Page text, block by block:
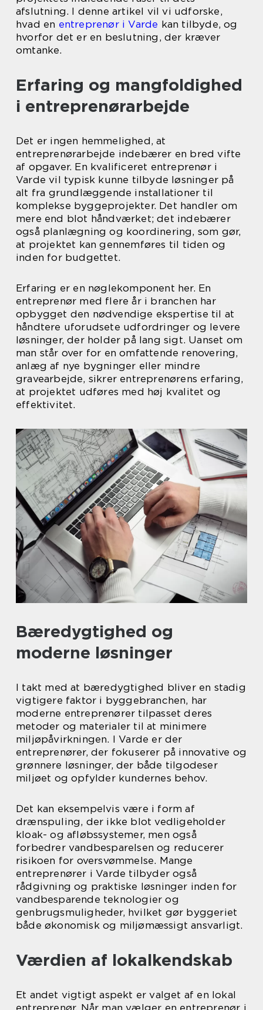
afslutning. I denne artikel vil vi udforske,
hvad en entreprenør i Varde kan tilbyde, og
hvorfor det er en beslutning, der kræver
omtanke.
Erfaring og mangfoldighed
i entreprenørarbejde
Det er ingen hemmelighed, at
entreprenørarbejde indebærer en bred vifte
af opgaver. En kvalificeret entreprenør i
Varde vil typisk kunne tilbyde løsninger på
alt fra grundlæggende installationer til
komplekse byggeprojekter. Det handler om
mere end blot håndværket; det indebærer
også planlægning og koordinering, som gør,
at projektet kan gennemføres til tiden og
inden for budgettet.
Erfaring er en nøglekomponent her. En
entreprenør med flere år i branchen har
opbygget den nødvendige ekspertise til at
håndtere uforudsete udfordringer og levere
løsninger, der holder på lang sigt. Uanset om
man står over for en omfattende renovering,
anlæg af nye bygninger eller mindre
gravearbejde, sikrer entreprenørens erfaring,
at projektet udføres med høj kvalitet og
effektivitet.
Bæredygtighed og
moderne løsninger
I takt med at bæredygtighed bliver en stadig
vigtigere faktor i byggebranchen, har
moderne entreprenører tilpasset deres
metoder og materialer til at minimere
miljøpåvirkningen. I Varde er der
entreprenører, der fokuserer på innovative og
grønnere løsninger, der både tilgodeser
miljøet og opfylder kundernes behov.
Det kan eksempelvis være i form af
drænspuling, der ikke blot vedligeholder
kloak- og afløbssystemer, men også
forbedrer vandbesparelsen og reducerer
risikoen for oversvømmelse. Mange
entreprenører i Varde tilbyder også
rådgivning og praktiske løsninger inden for
vandbesparende teknologier og
genbrugsmuligheder, hvilket gør byggeriet
både økonomisk og miljømæssigt ansvarligt.
Værdien af lokalkendskab
Et andet vigtigt aspekt er valget af en lokal
entreprenør. Når man vælger en entreprenør i